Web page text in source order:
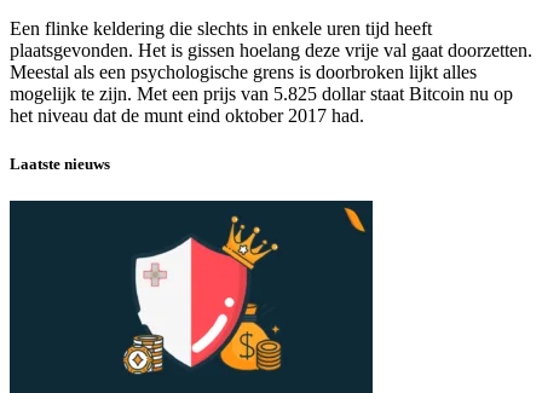
Een flinke keldering die slechts in enkele uren tijd heeft
plaatsgevonden. Het is gissen hoelang deze vrije val gaat doorzetten.
Meestal als een psychologische grens is doorbroken lijkt alles
mogelijk te zijn. Met een prijs van 5.825 dollar staat Bitcoin nu op
het niveau dat de munt eind oktober 2017 had.
Laatste nieuws